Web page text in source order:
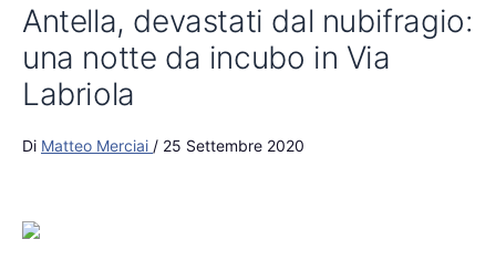
Antella, devastati dal nubifragio:
una notte da incubo in Via
Labriola
Di Matteo Merciai / 25 Settembre 2020